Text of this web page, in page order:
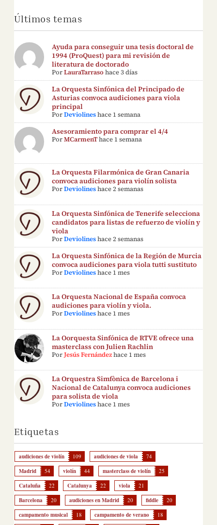
Últimos temas
Ayuda para conseguir una tesis doctoral de
1994 (ProQuest) para mi revisión de
literatura de doctorado
PorLauraTarraso hace 3 días
La Orquesta Sinfónica del Principado de
Asturias convoca audiciones para viola
principal
PorDeviolines hace 1 semana
Asesoramiento para comprar el 4/4
PorMCarmenThace 1 semana
La Orquesta Filarmónica de Gran Canaria
convoca audiciones para violín solista
PorDeviolines hace 2 semanas
La Orquesta Sinfónica de Tenerife selecciona
candidatos para listas de refuerzo de violín y
viola
PorDeviolines hace 2 semanas
La Orquesta Sinfónica de la Región de Murcia
convoca audiciones para viola tutti sustituto
PorDeviolines hace 1 mes
La Orquesta Nacional de España convoca
audiciones para violín y viola.
PorDeviolines hace 1 mes
La Oorquesta Sinfónica de RTVE ofrece una
masterclass con Julien Rachlin
PorJesús Fernández hace 1 mes
La Orquestra Simfònica de Barcelona i
Nacional de Catalunya convoca audiciones
para solista de viola
PorDeviolines hace 1 mes
Etiquetas
audiciones de violín 109 audiciones de viola 74
Madrid 54 violín 44 masterclass de violín 25
Cataluña 22 Catalunya 22 viola 21
Barcelona 20 audiciones en Madrid 20 fiddle 20
campamento musical 18 campamento de verano 18